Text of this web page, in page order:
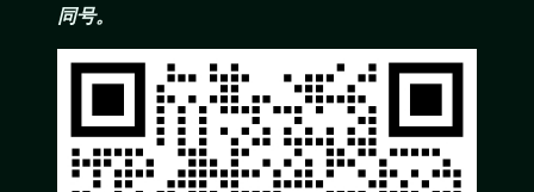
同号。